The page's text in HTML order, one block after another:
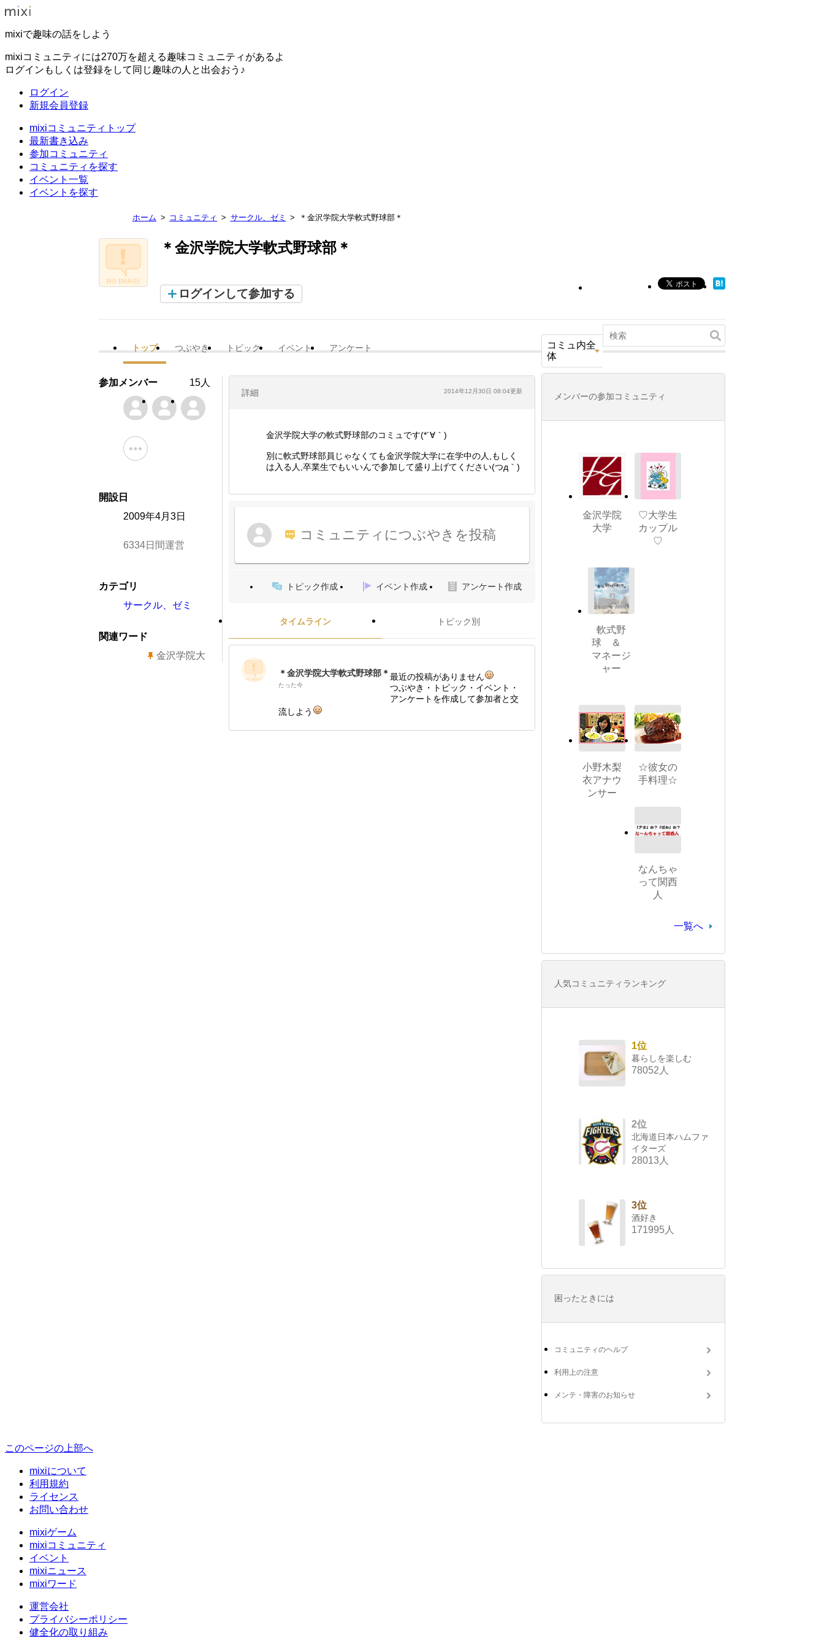
mixiで趣味の話をしよう
mixiコミュニティには270万を超える趣味コミュニティがあるよ
ログインもしくは登録をして同じ趣味の人と出会おう♪
ログイン
新規会員登録
mixiコミュニティトップ
最新書き込み
参加コミュニティ
コミュニティを探す
イベント一覧
イベントを探す
ホーム コミュニティ サークル、ゼミ ＊金沢学院大学軟式野球部＊
＊金沢学院大学軟式野球部＊
ログインして参加する
トップ つぶやき トピック イベント アンケート
コミュ内全
体
詳細 2014年12月30日 08:04更新
金沢学院大学の軟式野球部のコミュです(*´∀｀)
別に軟式野球部員じゃなくても金沢学院大学に在学中の人,もしく
は入る人,卒業生でもいいんで参加して盛り上げてください(つд｀)
コミュニティにつぶやきを投稿
トピック作成 イベント作成 アンケート作成
タイムライン トピック別
＊金沢学院大学軟式野球部＊
たった今
最近の投稿がありません
つぶやき・トピック・イベント・
アンケートを作成して参加者と交
流しよう
参加メンバー 15人
開設日
2009年4月3日
6334日間運営
カテゴリ
サークル、ゼミ
関連ワード
金沢学院大
メンバーの参加コミュニティ
金沢学院
大学
♡大学生
カップル
♡
軟式野
球 ＆
マネージ
ャー
小野木梨
衣アナウ
ンサー
☆彼女の
手料理☆
なんちゃ
って関西
人
一覧へ
人気コミュニティランキング
1位
暮らしを楽しむ
78052人
2位
北海道日本ハムファ
イターズ
28013人
3位
酒好き
171995人
困ったときには
コミュニティのヘルプ
利用上の注意
メンテ・障害のお知らせ
このページの上部へ
mixiについて
利用規約
ライセンス
お問い合わせ
mixiゲーム
mixiコミュニティ
イベント
mixiニュース
mixiワード
運営会社
プライバシーポリシー
健全化の取り組み